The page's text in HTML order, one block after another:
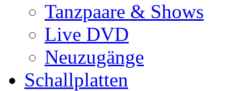
Tanzpaare & Shows
Live DVD
Neuzugänge
Schallplatten